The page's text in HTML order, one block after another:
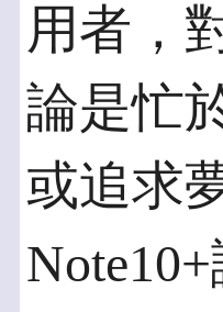
用者，
論是忙
或追求